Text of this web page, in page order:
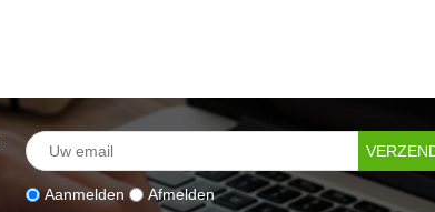
Aanmelden Afmelden